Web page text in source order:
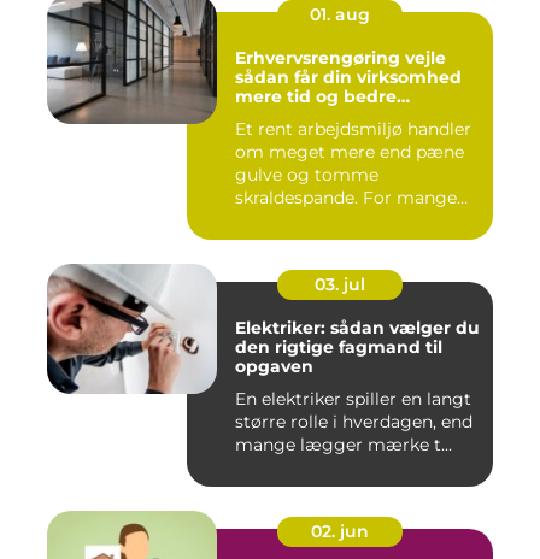
01. aug
Erhvervsrengøring vejle
sådan får din virksomhed
mere tid og bedre
Et rent arbejdsmiljø handler
om meget mere end pæne
gulve og tomme
skraldespande. For mange
03. jul
Elektriker: sådan vælger du
den rigtige fagmand til
opgaven
En elektriker spiller en langt
større rolle i hverdagen, end
mange lægger mærke t...
02. jun